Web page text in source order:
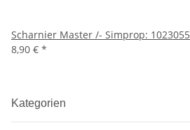
Scharnier Master /- Simprop: 1023055
8,90 € *
Kategorien